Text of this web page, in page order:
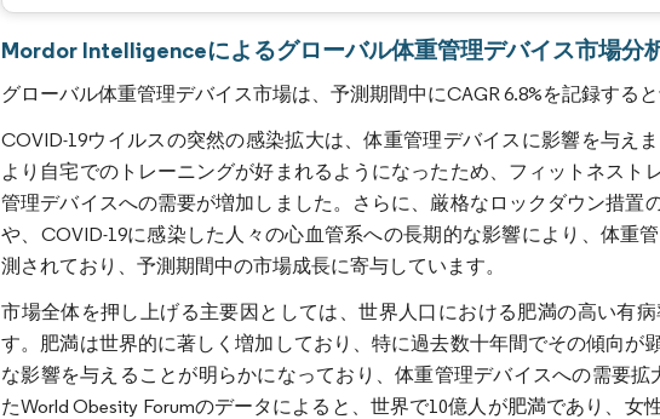
Mordor Intelligenceによるグローバル体重管理デバイス市場分
グローバル体重管理デバイス市場は、予測期間中にCAGR 6.8%を記録すると
COVID-19ウイルスの突然の感染拡大は、体重管理デバイスに影響を与え
より自宅でのトレーニングが好まれるようになったため、フィットネス
管理デバイスへの需要が増加しました。さらに、厳格なロックダウン措置
や、COVID-19に感染した人々の心血管系への長期的な影響により、体重
測されており、予測期間中の市場成長に寄与しています。
市場全体を押し上げる主要因としては、世界人口における肥満の高い有
す。肥満は世界的に著しく増加しており、特に過去数十年間でその傾向が
な影響を与えることが明らかになっており、体重管理デバイスへの需要
たWorld Obesity Forumのデータによると、世界で10億人が肥満であり、